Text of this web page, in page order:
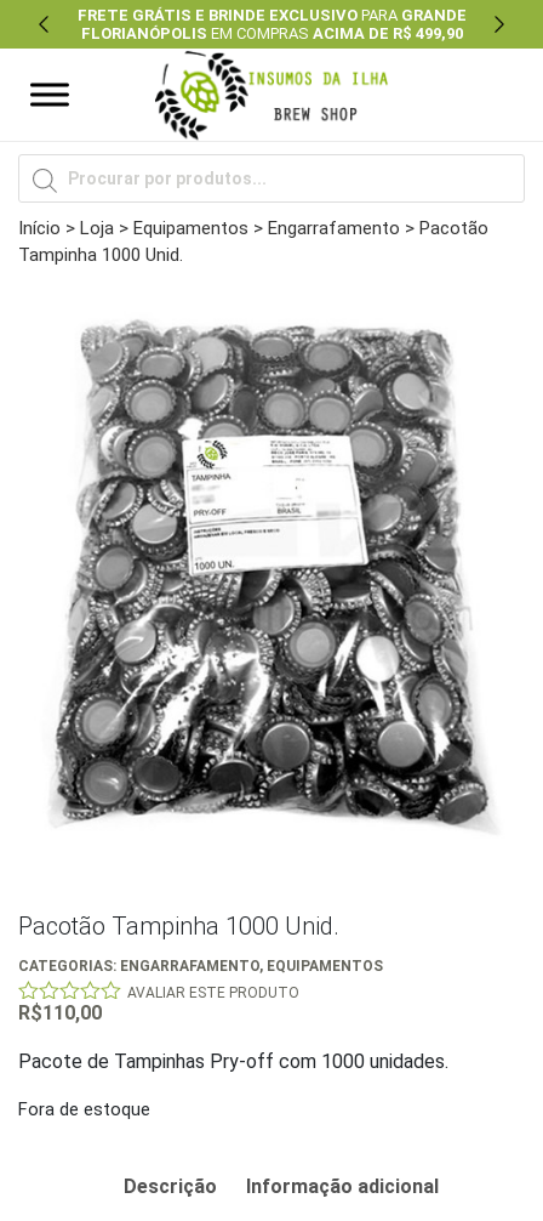
FRETE GRÁTIS E BRINDE EXCLUSIVOPARA GRANDE
FLORIANÓPOLIS EM COMPRAS ACIMA DE R$ 499,90
Previous Next
Pesquisar
produtos
Início > Loja > Equipamentos > Engarrafamento > Pacotão
Tampinha 1000 Unid.
Pacotão Tampinha 1000 Unid.
CATEGORIAS: ENGARRAFAMENTO, EQUIPAMENTOS
0
of
5
AVALIAR ESTE PRODUTO
R$110,00
Pacote de Tampinhas Pry-off com 1000 unidades.
Fora de estoque
Descrição Informação adicional